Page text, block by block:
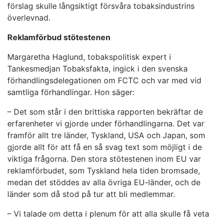
förslag skulle långsiktigt försvåra tobaksindustrins
överlevnad.
Reklamförbud stötestenen
Margaretha Haglund, tobakspolitisk expert i
Tankesmedjan Tobaksfakta, ingick i den svenska
förhandlingsdelegationen om FCTC och var med vid
samtliga förhandlingar. Hon säger:
– Det som står i den brittiska rapporten bekräftar de
erfarenheter vi gjorde under förhandlingarna. Det var
framför allt tre länder, Tyskland, USA och Japan, som
gjorde allt för att få en så svag text som möjligt i de
viktiga frågorna. Den stora stötestenen inom EU var
reklamförbudet, som Tyskland hela tiden bromsade,
medan det stöddes av alla övriga EU-länder, och de
länder som då stod på tur att bli medlemmar.
– Vi talade om detta i plenum för att alla skulle få veta